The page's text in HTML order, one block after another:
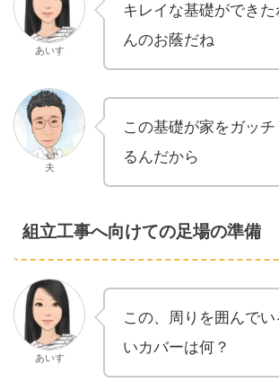
あいす
キレイな基礎ができ
んのお蔭だね
夫
この基礎が家をガッ
るんだから
組立工事へ向けての足場の準備
あいす
この、周りを囲んで
いカバーは何？